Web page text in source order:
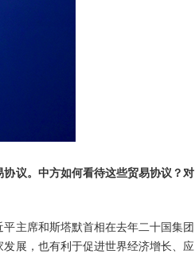
议。中方如何看待这些贸易协议？对
主席和斯塔默首相在去年二十国集团
展，也有利于促进世界经济增长、应